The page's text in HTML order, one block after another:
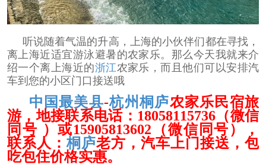
听说随着气温的升高，上海的小伙伴们都在寻找，
离上海近适宜游泳避暑的农家乐。那么今天我就来介
绍一个离上海近的浙江农家乐，而且他们可以安排汽
车到您的小区门口接送哦
中国最美县-杭州桐庐农家乐民宿旅
游，地接联系电话：18058115736（微信
同号 ）或15905813602（微信同号），
联系人：桐庐老方，汽车上门接送，包
吃包住价格实惠。